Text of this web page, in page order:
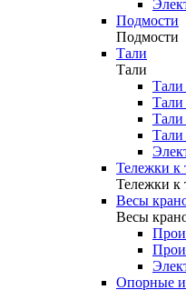
Подмости
Подмости
Тали
Тали
Тали
Тали
Тали
Тележки к
Тележки к
Весы
Весы
Опорные и